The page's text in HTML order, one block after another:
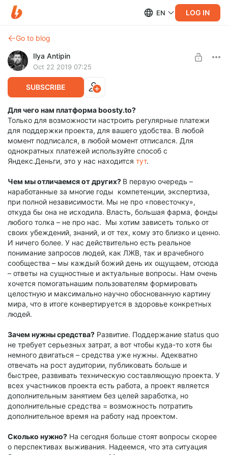
EN LOG IN
Go to blog
Ilya Antipin
Oct 22 2019 07:25
SUBSCRIBE
Для чего нам платформа boosty.to?
Только для возможности настроить регулярные платежи
для поддержки проекта, для вашего удобства. В любой
момент подписался, в любой момент отписался. Для
однократных платежей используйте способ с
Яндекс.Деньги, это у нас находится тут.
Чем мы отличаемся от других? В первую очередь –
наработанные за многие годы компетенции, экспертиза,
при полной независимости. Мы не про «повесточку»,
откуда бы она не исходила. Власть, большая фарма, фонды
любого толка – не про нас. Мы хотим зависеть только от
своих убеждений, знаний, и от тех, кому это близко и ценно.
И ничего более. У нас действительно есть реальное
понимание запросов людей, как ЛЖВ, так и врачебного
сообщества – мы каждый божий день их ощущаем, отсюда
– ответы на сущностные и актуальные вопросы. Нам очень
хочется помогатьнашим пользователям формировать
целостную и максимально научно обоснованную картину
мира, что в итоге конвертируется в здоровье конкретных
людей.
Зачем нужны средства? Развитие. Поддержание status quo
не требует серьезных затрат, а вот чтобы куда-то хотя бы
немного двигаться – средства уже нужны. Адекватно
отвечать на рост аудитории, публиковать больше и
быстрее, развивать техническую составляющую проекта. У
всех участников проекта есть работа, а проект является
дополнительным занятием без целей заработка, но
дополнительные средства = возможность потратить
дополнительное время на работу над проектом.
Сколько нужно? На сегодня больше стоят вопросы скорее
о перспективах выживания. Надеемся, что эта ситуация